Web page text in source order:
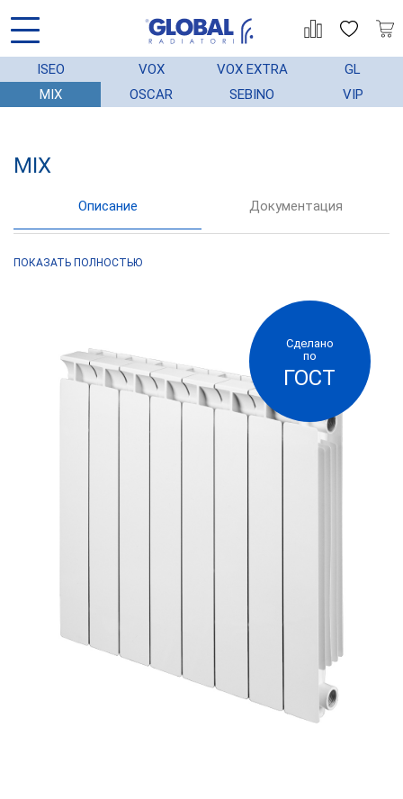
ISEO VOX VOX EXTRA
GL
MIX
OSCAR SEBINO VIP
MIX
Описание Документация
Модели Global Mix, эффективно
достигается сочетанием элегантной
формы и яркого и нестираемого цвета,
получаемого за счет применения
двухступенчатой технологии окрашивания.
ПОКАЗАТЬ ПОЛНОСТЬЮ
Сделано
по
ГОСТ